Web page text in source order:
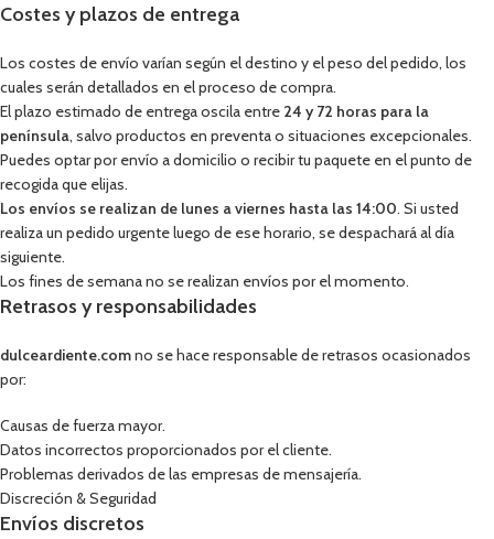
Costes y plazos de entrega
Los costes de envío varían según el destino y el peso del pedido, los
cuales serán detallados en el proceso de compra.
El plazo estimado de entrega oscila entre 24 y 72 horas para la
península, salvo productos en preventa o situaciones excepcionales.
Puedes optar por envío a domicilio o recibir tu paquete en el punto de
recogida que elijas.
Los envíos se realizan de lunes a viernes hasta las 14:00. Si usted
realiza un pedido urgente luego de ese horario, se despachará al día
siguiente.
Los fines de semana no se realizan envíos por el momento.
Retrasos y responsabilidades
dulceardiente.comno se hace responsable de retrasos ocasionados
por:
Causas de fuerza mayor.
Datos incorrectos proporcionados por el cliente.
Problemas derivados de las empresas de mensajería.
Discreción & Seguridad
Envíos discretos